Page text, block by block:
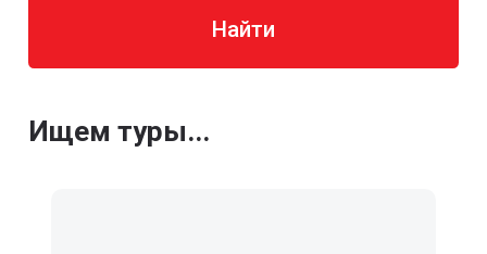
Найти
Ищем туры...